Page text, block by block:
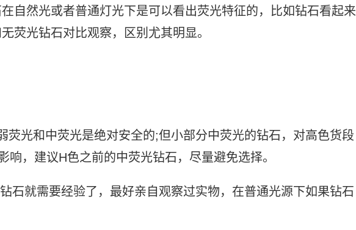
自然光或者普通灯光下是可以看出荧光特征的，比如钻石看起来
荧光钻石对比观察，区别尤其明显。
荧光和中荧光是绝对安全的;但小部分中荧光的钻石，对高色货段
响，建议H色之前的中荧光钻石，尽量避免选择。
石就需要经验了，最好亲自观察过实物，在普通光源下如果钻石